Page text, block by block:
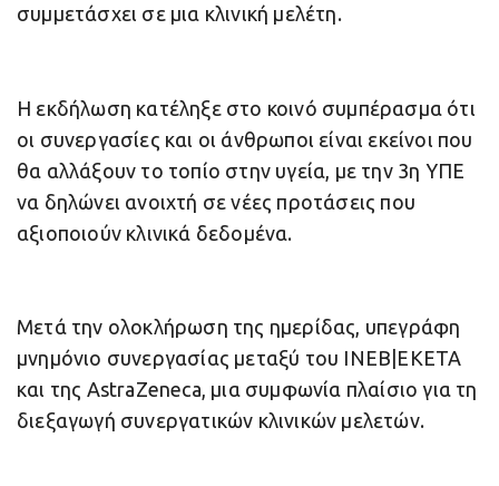
συμμετάσχει σε μια κλινική μελέτη.
Η εκδήλωση κατέληξε στο κοινό συμπέρασμα ότι
οι συνεργασίες και οι άνθρωποι είναι εκείνοι που
θα αλλάξουν το τοπίο στην υγεία, με την 3η ΥΠΕ
να δηλώνει ανοιχτή σε νέες προτάσεις που
αξιοποιούν κλινικά δεδομένα.
Μετά την ολοκλήρωση της ημερίδας, υπεγράφη
μνημόνιο συνεργασίας μεταξύ του ΙΝΕΒ|ΕΚΕΤΑ
και της AstraZeneca, μια συμφωνία πλαίσιο για τη
διεξαγωγή συνεργατικών κλινικών μελετών.